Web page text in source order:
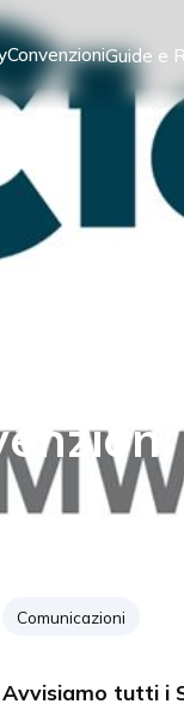
ConvenzioniGuide e
Comunicazioni
Avvisiamo tutti i